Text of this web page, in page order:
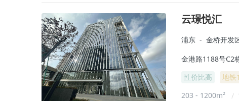
云璟悦汇
浦东 - 金桥开发
金港路1188号C2
性价比高
地铁
203 - 1200m²
/